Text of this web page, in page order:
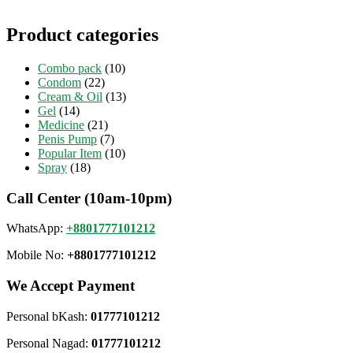
Product categories
Combo pack (10)
Condom (22)
Cream & Oil (13)
Gel (14)
Medicine (21)
Penis Pump (7)
Popular Item (10)
Spray (18)
Call Center (10am-10pm)
WhatsApp: +8801777101212
Mobile No: +8801777101212
We Accept Payment
Personal bKash: 01777101212
Personal Nagad: 01777101212